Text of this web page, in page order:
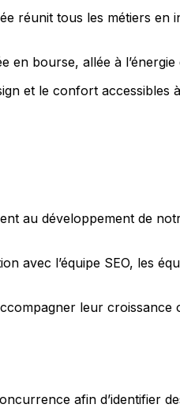
réunit tous les métiers
bourse, allée à
et le confort accessibles
au développement de
avec l’équipe SEO, les
leur croissance
afin d’identifier